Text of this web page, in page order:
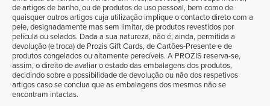
de artigos de banho, ou de produtos de uso pessoal, bem como de
quaisquer outros artigos cuja utilização implique o contacto direto com a
pele, designadamente mas sem limitar, de produtos revestidos por
película ou selados. Dada a sua natureza, não é, ainda, permitida a
devolução (e troca) de Prozis Gift Cards, de Cartões-Presente e de
produtos congelados ou altamente perecíveis. A PROZIS reserva-se,
assim, o direito de avaliar o estado das embalagens dos produtos,
decidindo sobre a possibilidade de devolução ou não dos respetivos
artigos caso se conclua que as embalagens dos mesmos não se
encontram intactas.